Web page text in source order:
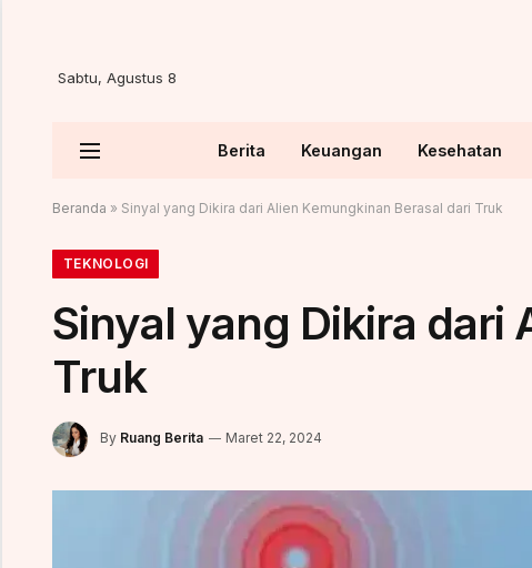
Sabtu, Agustus 8
Berita Keuangan Kesehatan
Beranda » Sinyal yang Dikira dari Alien Kemungkinan Berasal dari Truk
TEKNOLOGI
Sinyal yang Dikira dari
Truk
By Ruang Berita Maret 22, 2024